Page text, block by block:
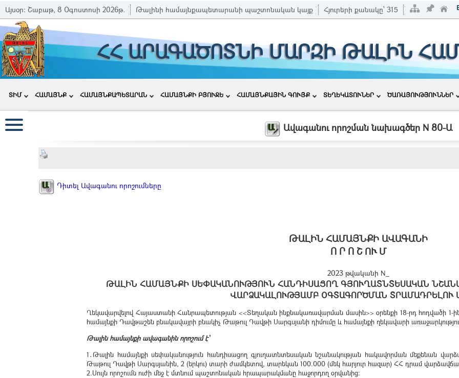
Այսօր: Շաբաթ, 8 Օգոստոսի 2026թ. Թալինի համայնքապետարանի պաշտոնական կայք Հյուրերի քանակը՝ 315
ՀՀ ԱՐԱԳԱԾՈՏՆԻ ՄԱՐԶԻ ԹԱԼԻՆ
ՏԻՄ ՀԱՄԱՅՆՔ ՀԱՄԱՅՆՔԱՊԵՏԱՐԱՆ ՀԱՄԱՅՆՔԻ ԲՅՈՒՋԵ ՀԱՄԱՅՆՔԱՅԻՆ ԳՈՒՅՔ ՏԵՂԵԿԱՏՈՒՆԵՐ ԾԱՌԱՅՈՒԹՅՈՒՆՆԵՐ
Ավագանու որոշման նախագծեր N 80-Ա
Դիտել Ավագանու որոշումները
ԹԱԼԻՆ ՀԱՄԱՅՆՔԻ ԱՎԱԳԱՆԻ
Ո Ր Ո Շ ՈՒ Մ
2023 թվականի N_
ԹԱԼԻՆ ՀԱՄԱՅՆՔԻ ՍԵՓԱԿԱՆՈՒԹՅՈՒՆ ՀԱՆԴԻՍԱՑՈՂ ԳՅՈՒՂԱՏՆՏԵՍԱԿԱՆ
ՎԱՐՁԱԿԱԼՈՒԹՅԱՄԲ ՕԳՏԱԳՈՐԾՄԱՆ ՏՐԱՄԱԴՐԵԼՈՒ
Ղեկավարվելով Հայաստանի Հանրապետության <<Տեղական ինքնակառավարման մասին>> օրենքի 18-րդ հոդվածի 1-
համայնքի Դավթաշեն բնակավայրի բնակիչ Թաթուլ Դավթի Սարգսյանի դիմումը և համայնքի ղեկավարի
Թալին համայնքի ավագանին որոշում է՝
1․Թալին համայնքի սեփականություն հանդիսացող գյուղատնտեսական նշանակության հակավորման մեքենան
Թաթուլ Դավթի Սարգսյանին, 2 (երկու) տարի ժամկետով, տարեկան 100.000 (մեկ հարյուր հազար) ՀՀ դրամ
2.Սույն որոշումն ուժի մեջ է մտնում պաշտոնական հրապարակմանը հաջորդող օրվանից։